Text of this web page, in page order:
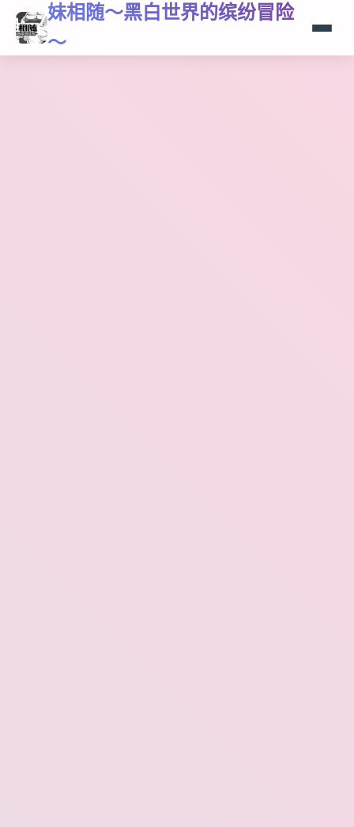
妹相随～黑白世界的缤纷冒险
～